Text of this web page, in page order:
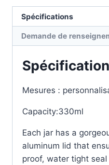
Spécifications
Demande de
Mesures :
Capacity:330ml
Each jar has a
aluminum lid that
proof, water tight